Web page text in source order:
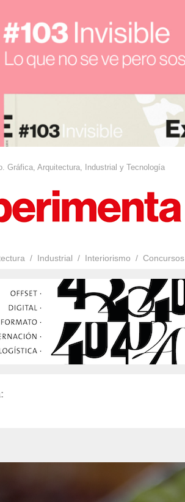
Gráfica, Arquitectura, Industrial y Tecnología
Industrial Interiorismo Concursos